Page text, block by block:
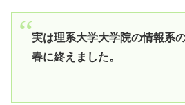
実は理系大学大学院の情報系
春に終えました。